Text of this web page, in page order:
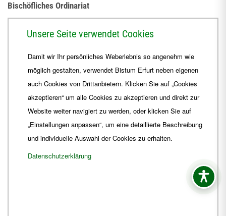
Bischöfliches Ordinariat
+49 361 6572-444
ordinariat Bistum-Erfurt.de
Unsere Seite verwendet Cookies
Damit wir Ihr persönliches Weberlebnis so angenehm wie
möglich gestalten, verwendet Bistum Erfurt neben eigenen
auch Cookies von Drittanbietern. Klicken Sie auf „Cookies
akzeptieren“ um alle Cookies zu akzeptieren und direkt zur
Website weiter navigiert zu werden, oder klicken Sie auf
„Einstellungen anpassen“, um eine detaillierte Beschreibung
und individuelle Auswahl der Cookies zu erhalten.
Datenschutzerklärung